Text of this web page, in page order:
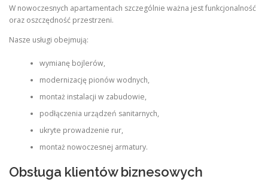
W nowoczesnych apartamentach szczególnie ważna jest funkcjonalność
oraz oszczędność przestrzeni.
Nasze usługi obejmują:
wymianę bojlerów,
modernizację pionów wodnych,
montaż instalacji w zabudowie,
podłączenia urządzeń sanitarnych,
ukryte prowadzenie rur,
montaż nowoczesnej armatury.
Obsługa klientów biznesowych